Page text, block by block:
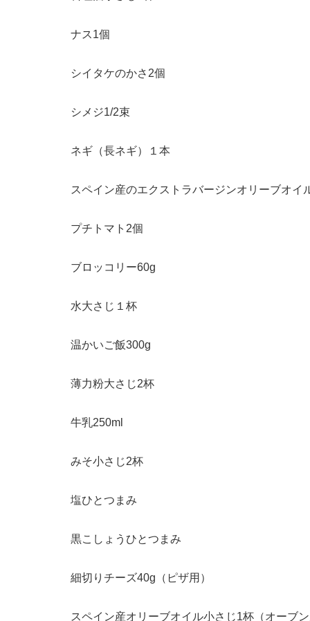
ナス1個
シイタケのかさ2個
シメジ1/2束
ネギ（長ネギ）１本
スペイン産のエクストラバージンオリーブオイ
プチトマト2個
ブロッコリー60g
水大さじ１杯
温かいご飯300g
薄力粉大さじ2杯
牛乳250ml
みそ小さじ2杯
塩ひとつまみ
黒こしょうひとつまみ
細切りチーズ40g（ピザ用）
スペイン産オリーブオイル小さじ1杯（オーブン